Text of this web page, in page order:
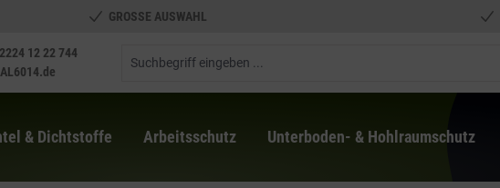
GROSSE AUSWAHL
12 22 744
& Dichtstoffe Arbeitsschutz Unterboden- & Hohlraumschutz